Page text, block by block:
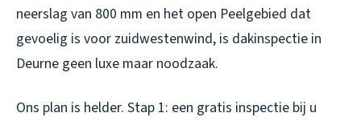
neerslag van 800 mm en het open Peelgebied dat
gevoelig is voor zuidwestenwind, is dakinspectie in
Deurne geen luxe maar noodzaak.
Ons plan is helder. Stap 1: een gratis inspectie bij u